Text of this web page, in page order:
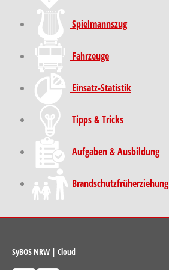
Spielmannszug
Fahrzeuge
Einsatz-Statistik
Tipps & Tricks
Aufgaben & Ausbildung
Brand­schutz­früh­erziehung
SyBOS NRW | Cloud